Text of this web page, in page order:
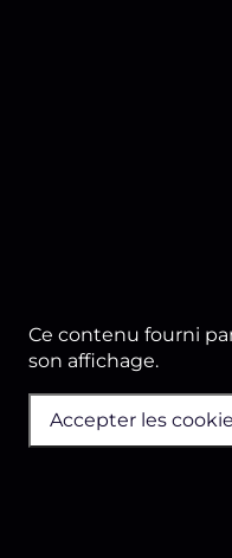
Ce contenu fourni
son affichage.
Accepter les